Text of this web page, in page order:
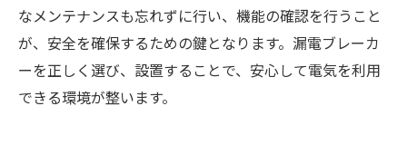
なメンテナンスも忘れずに行い、機能の確認を行うこと
が、安全を確保するための鍵となります。漏電ブレーカ
ーを正しく選び、設置することで、安心して電気を利用
できる環境が整います。